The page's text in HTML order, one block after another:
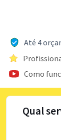
Até 4
Como
Qual